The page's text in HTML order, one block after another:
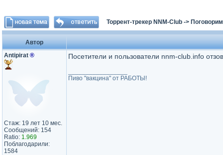
Торрент-трекер NNM-Club -> Поговорим
Автор
Antipirat ®
Стаж: 19 лет 10 мес.
Сообщений: 154
Ratio: 1.969
Поблагодарили:
1584
Посетители и пользователи nnm-club.info
Пиво "вакцина" от РАБОТЫ!